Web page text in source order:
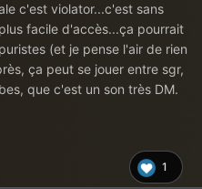
c'est violator...c'est sans
facile d'accès...ça pourrait
(et je pense l'air de rien
ça peut se jouer entre sgr,
que c'est un son très DM.
1